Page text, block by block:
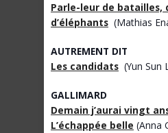
Parle-leur de batailles,
d’éléphants (Mathias
AUTREMENT DIT
Les candidats (Yun Sun
GALLIMARD
Demain j’aurai vingt
L’échappée belle (Anna